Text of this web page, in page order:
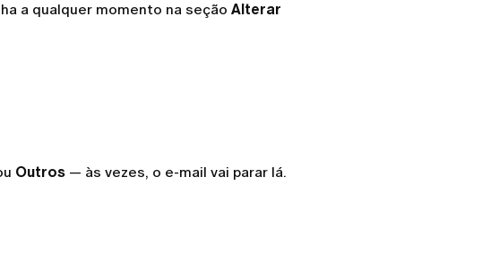
a qualquer momento na seção Alterar
Outros — às vezes, o e-mail vai parar lá.